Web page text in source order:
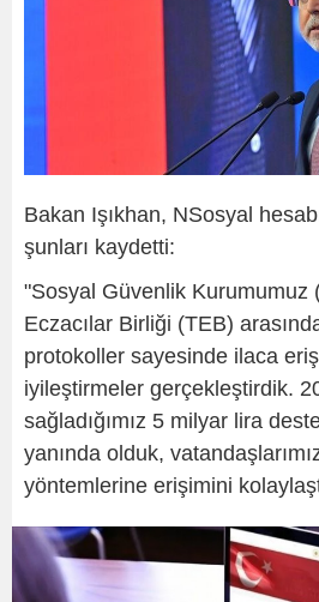
Bakan Işıkhan, NSosyal
şunları kaydetti:
"Sosyal Güvenlik Kurumumuz
Eczacılar Birliği (TEB)
protokoller sayesinde ilaca
iyileştirmeler gerçekleştirdik.
sağladığımız 5 milyar lira
yanında olduk,
yöntemlerine erişimini